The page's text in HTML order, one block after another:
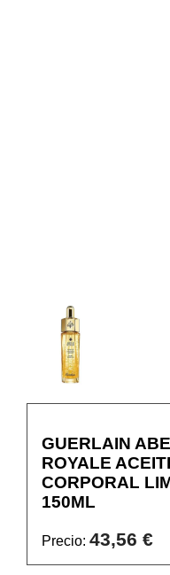
GUERLAIN
ROYALE
CORPORAL
150ML
Precio: 43,56 €